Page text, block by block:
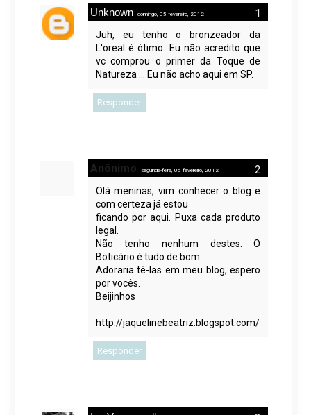
Unknown domingo, 05 fevereiro, 2012
Juh, eu tenho o bronzeador da
L'oreal é ótimo. Eu não acredito que
vc comprou o primer da Toque de
Natureza ... Eu não acho aqui em SP.
Responder
Anônimo segunda-feira, 06 fevereiro, 2012
Olá meninas, vim conhecer o blog e
com certeza já estou
ficando por aqui. Puxa cada produto
legal.
Não tenho nenhum destes. O
Boticário é tudo de bom.
Adoraria tê-las em meu blog, espero
por vocês.
Beijinhos
http://jaquelinebeatriz.blogspot.com/
Responder